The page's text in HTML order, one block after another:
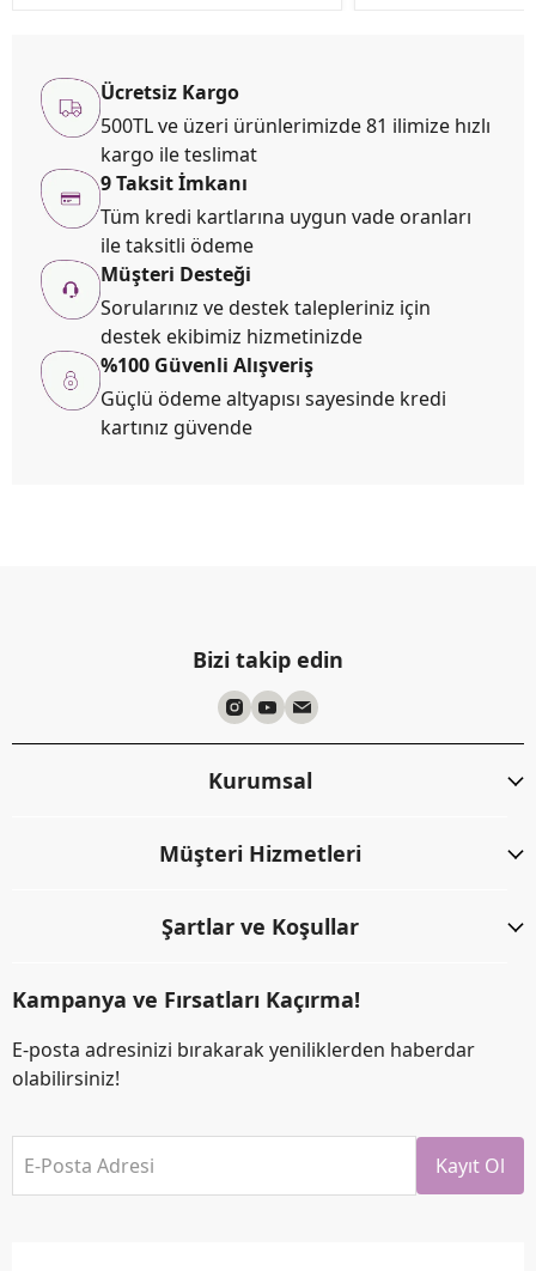
Ücretsiz Kargo
500TL ve üzeri ürünlerimizde 81 ilimize hızlı
kargo ile teslimat
9 Taksit İmkanı
Tüm kredi kartlarına uygun vade oranları
ile taksitli ödeme
Müşteri Desteği
Sorularınız ve destek talepleriniz için
destek ekibimiz hizmetinizde
%100 Güvenli Alışveriş
Güçlü ödeme altyapısı sayesinde kredi
kartınız güvende
Bizi takip edin
Kurumsal
Müşteri Hizmetleri
Şartlar ve Koşullar
Kampanya ve Fırsatları Kaçırma!
E-posta adresinizi bırakarak yeniliklerden haberdar
olabilirsiniz!
E-Posta Adresi Kayıt Ol